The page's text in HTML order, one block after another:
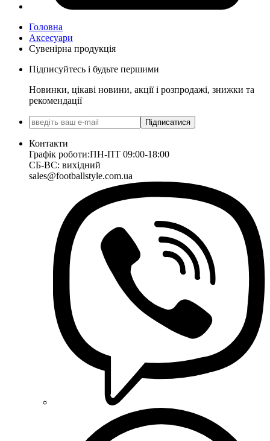
Головна
Аксесуари
Сувенірна продукція
Підписуйтесь і будьте першими
Новинки, цікаві новини, акції і розпродажі, знижки та
рекомендації
Підписатися
Контакти
Графік роботи:ПН-ПТ 09:00-18:00
СБ-ВС: вихідний
sales@footballstyle.com.ua